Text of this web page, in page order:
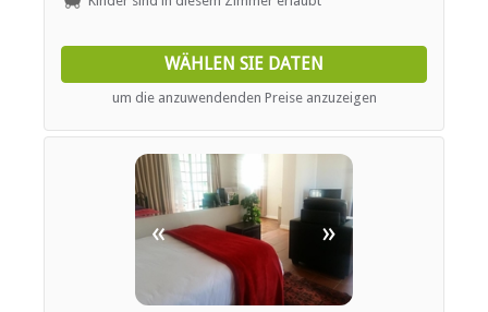
WÄHLEN SIE DATEN
um die anzuwendenden Preise anzuzeigen
« »